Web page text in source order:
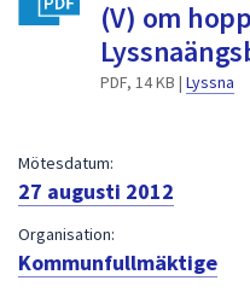
(V) om
PDF, 14 KB | Lyssna
Mötesdatum:
27 augusti 2012
Organisation:
Kommunfullmäktige